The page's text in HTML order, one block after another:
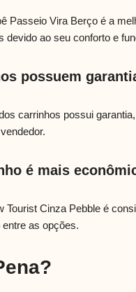
Passeio Vira Berço é a
devido ao seu conforto e
possuem
carrinhos possui
é mais
Tourist Cinza Pebble é
as opções.